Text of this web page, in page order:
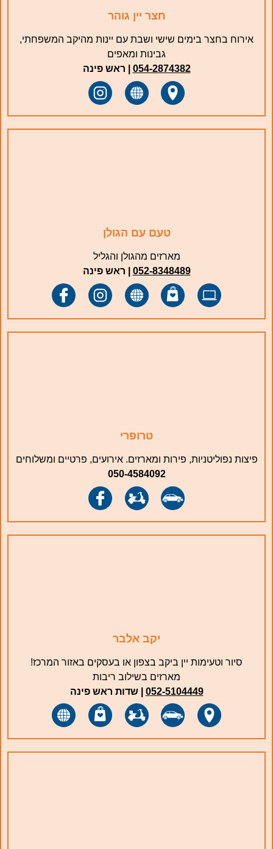
חצר יין גוהר
אירוח בחצר בימים שישי ושבת עם יינות מהיקב המשפחתי,
גבינות ומאפים
054-2874382 | ‏ראש פינה
טעם עם הגולן
מארזים מהגולן והגליל
052-8348489 | ‏ראש פינה
טרופרי
פיצות נפוליטניות, פירות ומארזים. אירועים, פרטיים ומשלוחים
050-4584092
יקב אלבר
סיור וטעימות יין ביקב בצפון או בעסקים באזור המרכז!
מארזים בשילוב ריבות
052-5104449 | שדות ראש פינה